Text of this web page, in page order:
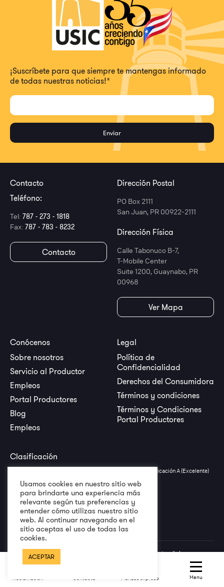
Fianzas expreso Menu
¡Suscríbete para que siempre te mantengas informado
de todas nuestras noticias!*
Contacto
Teléfono:
Tel: 787 - 273 - 1818
Fax: 787 - 783 - 8232
Contacto
Dirección Postal
PO Box 2111
San Juan, PR 00922-2111
Dirección Física
Calle Tabonuco B-7,
T-Mobile Center
Suite 1200, Guaynabo, PR
00968
Ver Mapa
Conócenos
Sobre nosotros
Servicio al Productor
Empleos
Portal Productores
Blog
Empleos
Legal
Política de
Confidencialidad
Derechos del Consumidora
Términos y condiciones
Términos y Condiciones
Portal Productores
Clasificación
United Surety & Indemnity Company (USIC) obtuvo la clasificación A (Excelente)
por la agencia clasificadora A.M. Best.
Todos los derechos reservados a USIC © Lo descrito en esta página
electrónica no debe interpretarse como una representación completa de los
términos, condiciones y exclusiones especiales de las pólizas y fianzas en
referencia. Favor referirse a la póliza y/o fianza para términos y condiciones
Usamos cookies en nuestro sitio web
para brindarte una experiencia más
relevante según tus preferencias y
entender cómo utilizas nuestro sitio
web. Al continuar navegando en el
sitio aceptas el uso de todas las
cookies.
ACEPTAR